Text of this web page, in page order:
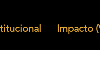
Impacto